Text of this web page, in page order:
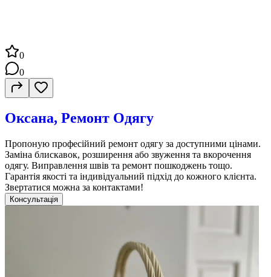
0
0
Оксана, Ремонт Одягу
Пропоную професійний ремонт одягу за доступними цінами.
Заміна блискавок, розширення або звуження та вкорочення
одягу. Виправлення швів та ремонт пошкоджень тощо.
Гарантія якості та індивідуальний підхід до кожного клієнта.
Звертатися можна за контактами!
Консультація